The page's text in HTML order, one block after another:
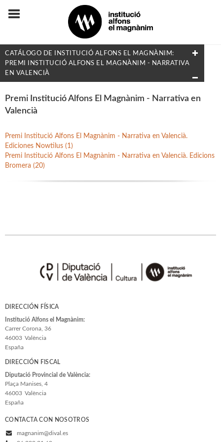
CATÁLOGO DE INSTITUCIÓ ALFONS EL MAGNÀNIM:
PREMI INSTITUCIÓ ALFONS EL MAGNÀNIM - NARRATIVA
EN VALENCIÀ
FILTRADO POR:
Etnología
MATERIAS
Arqueología
Artes y Diseño
Ver todas... (33)
COLECCIONES
Adés & Ara
Arxius i Documents
Premi Institució Alfons El Magnànim - Narrativa en
Valencià
Premi Institució Alfons El Magnànim - Narrativa en Valencià.
Ediciones Nowtilus (1)
Premi Institució Alfons El Magnànim - Narrativa en Valencià. Edicions
Bromera (20)
DIRECCIÓN FÍSICA
Institució Alfons el Magnànim:
Carrer Corona, 36
46003 València
España
DIRECCIÓN FISCAL
Diputació Provincial de València:
Plaça Manises, 4
46003 València
España
CONTACTA CON NOSOTROS
magnanim@dival.es